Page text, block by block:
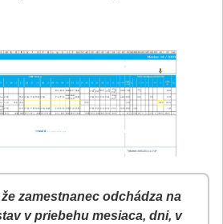
zamestnanec odchádza na
v priebehu mesiaca, dni, v